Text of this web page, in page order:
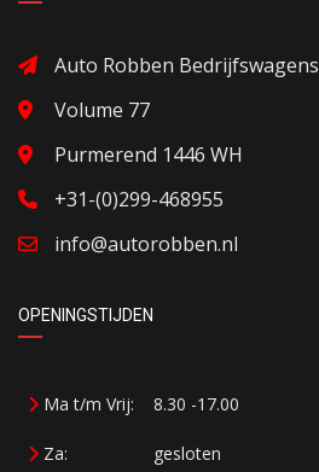
Auto Robben Bedrijfswagens
Volume 77
Purmerend 1446 WH
+31-(0)299-468955
info@autorobben.nl
OPENINGSTIJDEN
Ma t/m Vrij: 8.30 -17.00
Za: gesloten